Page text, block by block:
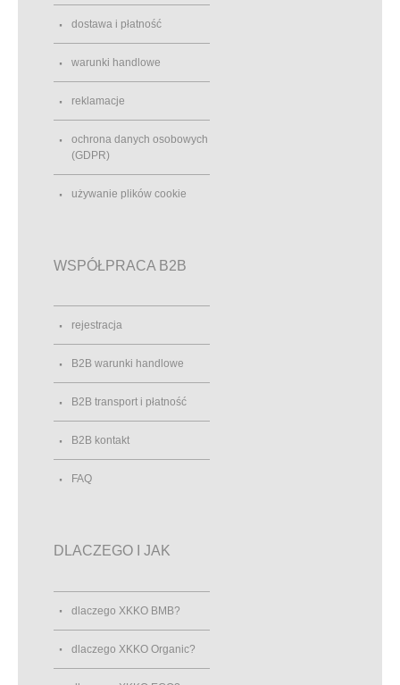
dostawa i płatność
warunki handlowe
reklamacje
ochrona danych osobowych
(GDPR)
używanie plików cookie
WSPÓŁPRACA B2B
rejestracja
B2B warunki handlowe
B2B transport i płatność
B2B kontakt
FAQ
DLACZEGO I JAK
dlaczego XKKO BMB?
dlaczego XKKO Organic?